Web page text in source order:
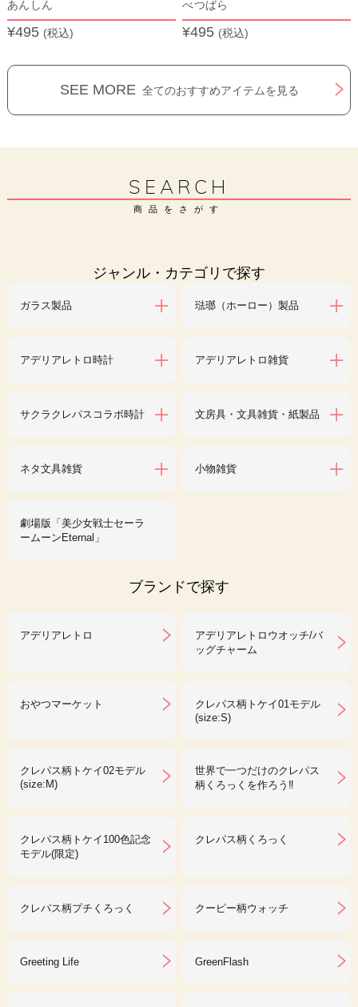
あんしん
¥495 (税込)
べつばら
¥495 (税込)
SEE MORE 全てのおすすめアイテムを見る
SEARCH
商品をさがす
ジャンル・カテゴリで探す
ガラス製品 琺瑯（ホーロー）製品
アデリアレトロ時計 アデリアレトロ雑貨
サクラクレパスコラボ時計 文房具・文具雑貨・紙製品
ネタ文具雑貨 小物雑貨
劇場版「美少女戦士セーラ
ームーンEternal」
ブランドで探す
アデリアレトロ
アデリアレトロウオッチ/バ
ッグチャーム
おやつマーケット
クレパス柄トケイ01モデル
(size:S)
クレパス柄トケイ02モデル
(size:M)
世界で一つだけのクレパス
柄くろっくを作ろう‼︎
クレパス柄トケイ100色記念
モデル(限定)
クレパス柄くろっく
クレパス柄プチくろっく クーピー柄ウォッチ
Greeting Life GreenFlash